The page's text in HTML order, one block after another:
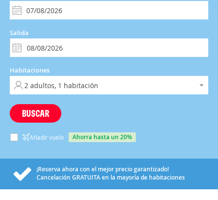
Salida
Habitaciones
BUSCAR
Añadir vuelo ahorra hasta un 20%
¡Reserva ahora con el mejor precio garantizado!
Cancelación GRATUITAen la mayoría de habitaciones